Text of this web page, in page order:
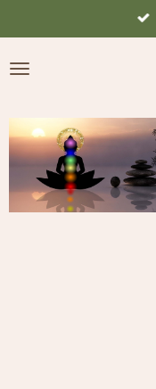
contenu